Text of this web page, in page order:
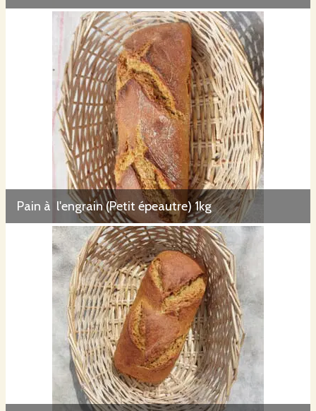
Pain à l'engrain (Petit épeautre) 1kg